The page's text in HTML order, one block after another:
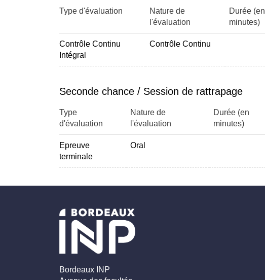
Type d'évaluation
Nature de
l'évaluation
Durée (en
minutes)
Contrôle Continu
Intégral
Contrôle Continu
Seconde chance / Session de rattrapage
Type
d'évaluation
Nature de
l'évaluation
Durée (en
minutes)
Epreuve
terminale
Oral
Bordeaux INP